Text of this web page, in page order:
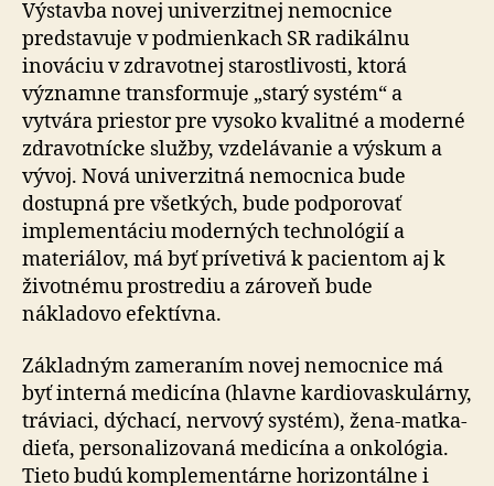
Výstavba novej univerzitnej nemocnice
predstavuje v podmienkach SR radikálnu
inováciu v zdravotnej starostlivosti, ktorá
významne transformuje „starý systém“ a
vytvára priestor pre vysoko kvalitné a moderné
zdravotnícke služby, vzdelávanie a výskum a
vývoj. Nová univerzitná nemocnica bude
dostupná pre všetkých, bude podporovať
implementáciu moderných technológií a
materiálov, má byť prívetivá k pacientom aj k
životnému prostrediu a zároveň bude
nákladovo efektívna.
Základným zameraním novej nemocnice má
byť interná medicína (hlavne kardiovaskulárny,
tráviaci, dýchací, nervový systém), žena-matka-
dieťa, personalizovaná medicína a onkológia.
Tieto budú komplementárne horizontálne i